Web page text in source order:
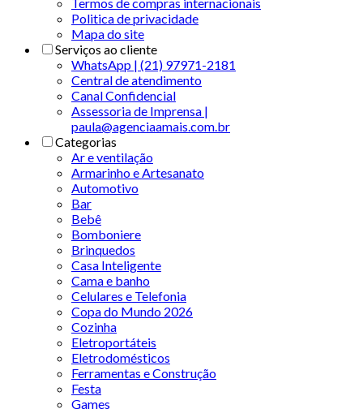
Politica de privacidade
Mapa do site
Serviços ao cliente
WhatsApp | (21) 97971-2181
Central de atendimento
Canal Confidencial
Assessoria de Imprensa |
paula@agenciaamais.com.br
Categorias
Ar e ventilação
Armarinho e Artesanato
Automotivo
Bar
Bebê
Bomboniere
Brinquedos
Casa Inteligente
Cama e banho
Celulares e Telefonia
Copa do Mundo 2026
Cozinha
Eletroportáteis
Eletrodomésticos
Ferramentas e Construção
Festa
Games